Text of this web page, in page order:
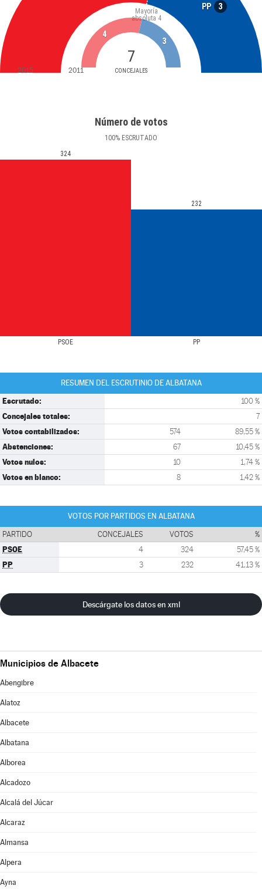
PP 3
7
CONCEJALES
Mayoría
absoluta 4
4
3
2015 2011
Número de votos
100% ESCRUTADO
PSOE PP
324
232
RESUMEN DEL ESCRUTINIO DE ALBATANA
Escrutado: 100 %
Concejales totales: 7
Votos contabilizados: 574 89,55 %
Abstenciones: 67 10,45 %
Votos nulos: 10 1,74 %
Votos en blanco: 8 1,42 %
VOTOS POR PARTIDOS EN ALBATANA
PARTIDO CONCEJALES VOTOS %
PSOE 4 324 57,45 %
PP 3 232 41,13 %
Descárgate los datos en xml
Municipios de Albacete
Abengibre
Alatoz
Albacete
Albatana
Alborea
Alcadozo
Alcalá del Júcar
Alcaraz
Almansa
Alpera
Ayna